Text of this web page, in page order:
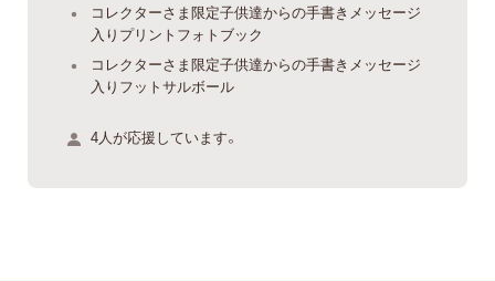
コレクターさま限定子供達からの手書きメッセージ
入りプリントフォトブック
コレクターさま限定子供達からの手書きメッセージ
入りフットサルボール
4人が応援しています。